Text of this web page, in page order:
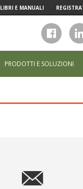
LIBRI E MANUALI
PRODOTTI E SOLUZIONI